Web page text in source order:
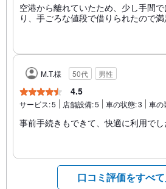
空港から離れていたため、少し手間
り、手ごろな値段で借りられたので
M.T.様 50代 男性
4.5
サービス:5 店舗設備:5 車の状態:3 車の
事前手続きもできて、快適に利用でし
口コミ評価をすべ